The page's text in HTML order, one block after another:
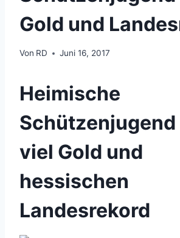
Gold und
Von RD Juni 16, 2017
Heimische
viel Gold und
hessischen
Landesrekord